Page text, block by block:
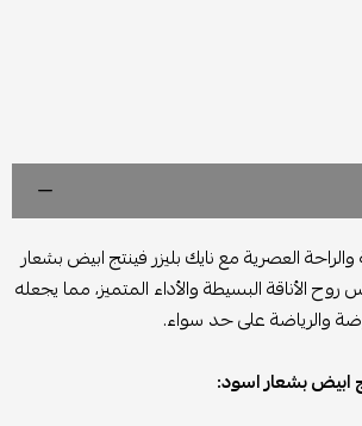
والراحة العصرية مع نايك بليزر فينتج ابيض بشعار
الأناقة البسيطة والأداء المتميز، مما يجعله
والرياضة على حد سواء.
ابيض بشعار اسود: